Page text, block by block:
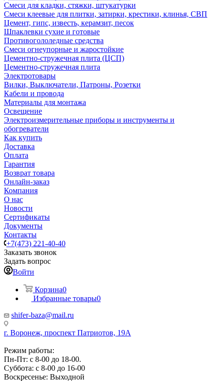
Смеси для кладки, стяжки, штукатурки
Смеси клеевые для плитки, затирки, крестики, клинья, СВП
Цемент, гипс, известь, керамзит, песок
Шпаклевки сухие и готовые
Противогололедные средства
Смеси огнеупорные и жаростойкие
Цементно-стружечная плита (ЦСП)
Цементно-стружечная плита
Электротовары
Вилки, Выключатели, Патроны, Розетки
Кабели и провода
Материалы для монтажа
Освещение
Электроизмерительные приборы и инструменты и
обогреватели
Как купить
Доставка
Оплата
Гарантия
Возврат товара
Онлайн-заказ
Компания
О нас
Новости
Сертификаты
Документы
Контакты
+7(473) 221-40-40
Заказать звонок
Задать вопрос
Войти
Корзина0
Избранные товары0
shifer-baza@mail.ru
г. Воронеж, проспект Патриотов, 19А
Режим работы:
Пн-Пт: с 8-00 до 18-00.
Суббота: с 8-00 до 16-00
Воскресенье: Выходной